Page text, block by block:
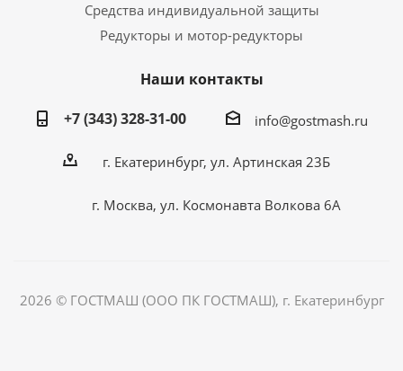
Средства индивидуальной защиты
Редукторы и мотор-редукторы
Наши контакты
+7 (343) 328-31-00
info@gostmash.ru
г. Екатеринбург, ул. Артинская 23Б
г. Москва, ул. Космонавта Волкова 6А
2026 © ГОСТМАШ (ООО ПК ГОСТМАШ), г. Екатеринбург